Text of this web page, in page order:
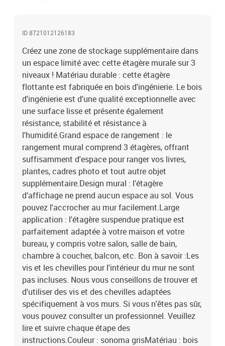
ID 8721012126183
Créez une zone de stockage supplémentaire dans
un espace limité avec cette étagère murale sur 3
niveaux ! Matériau durable : cette étagère
flottante est fabriquée en bois d'ingénierie. Le bois
d'ingénierie est d'une qualité exceptionnelle avec
une surface lisse et présente également
résistance, stabilité et résistance à
l'humidité.Grand espace de rangement : le
rangement mural comprend 3 étagères, offrant
suffisamment d'espace pour ranger vos livres,
plantes, cadres photo et tout autre objet
supplémentaire.Design mural : l’étagère
d’affichage ne prend aucun espace au sol. Vous
pouvez l'accrocher au mur facilement.Large
application : l'étagère suspendue pratique est
parfaitement adaptée à votre maison et votre
bureau, y compris votre salon, salle de bain,
chambre à coucher, balcon, etc. Bon à savoir :Les
vis et les chevilles pour l'intérieur du mur ne sont
pas incluses. Nous vous conseillons de trouver et
d'utiliser des vis et des chevilles adaptées
spécifiquement à vos murs. Si vous n'êtes pas sûr,
vous pouvez consulter un professionnel. Veuillez
lire et suivre chaque étape des
instructions.Couleur : sonoma grisMatériau : bois